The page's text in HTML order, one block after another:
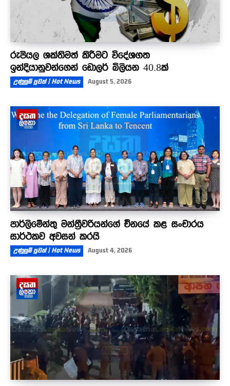
රුපියල ශක්තිමත් කිරීමට විදේශගත
ඉන්දියානුවන්ගෙන් ඩොලර් බිලියන 40.8ක්
උණුසුම් පුවත් | Hot News August 5, 2026
පාර්ලිමේන්තු මන්ත්‍රීවරියන්ගේ චීනයේ කළ සංචාරය
සාර්ථකව අවසන් කරයි
උණුසුම් පුවත් | Hot News August 4, 2026